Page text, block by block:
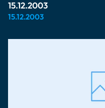
15.12.2003
15.12.2003